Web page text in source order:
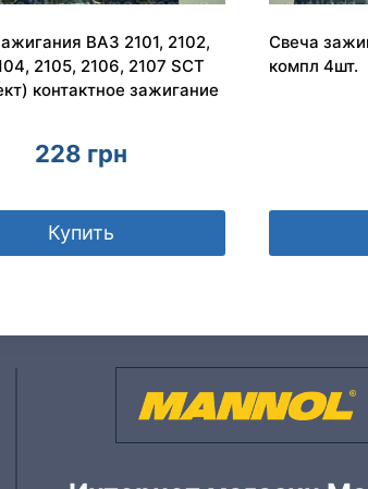
ВАЗ 2101, 2102,
2105, 2106, 2107 SCT
контактное зажигание
228 грн
Купить
Свеча
компл 4шт.